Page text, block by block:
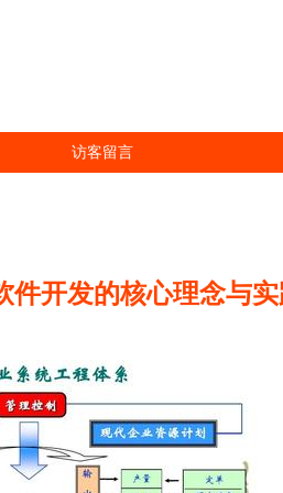
访客留言
件开发的核心理念与